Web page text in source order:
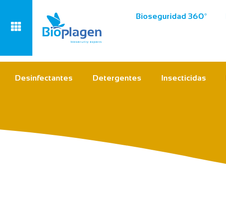
Bioseguridad 360º
Desinfectantes Detergentes Insecticidas